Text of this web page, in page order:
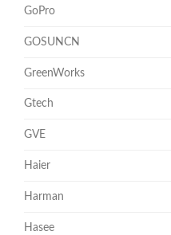
GoPro
GOSUNCN
GreenWorks
Gtech
GVE
Haier
Harman
Hasee